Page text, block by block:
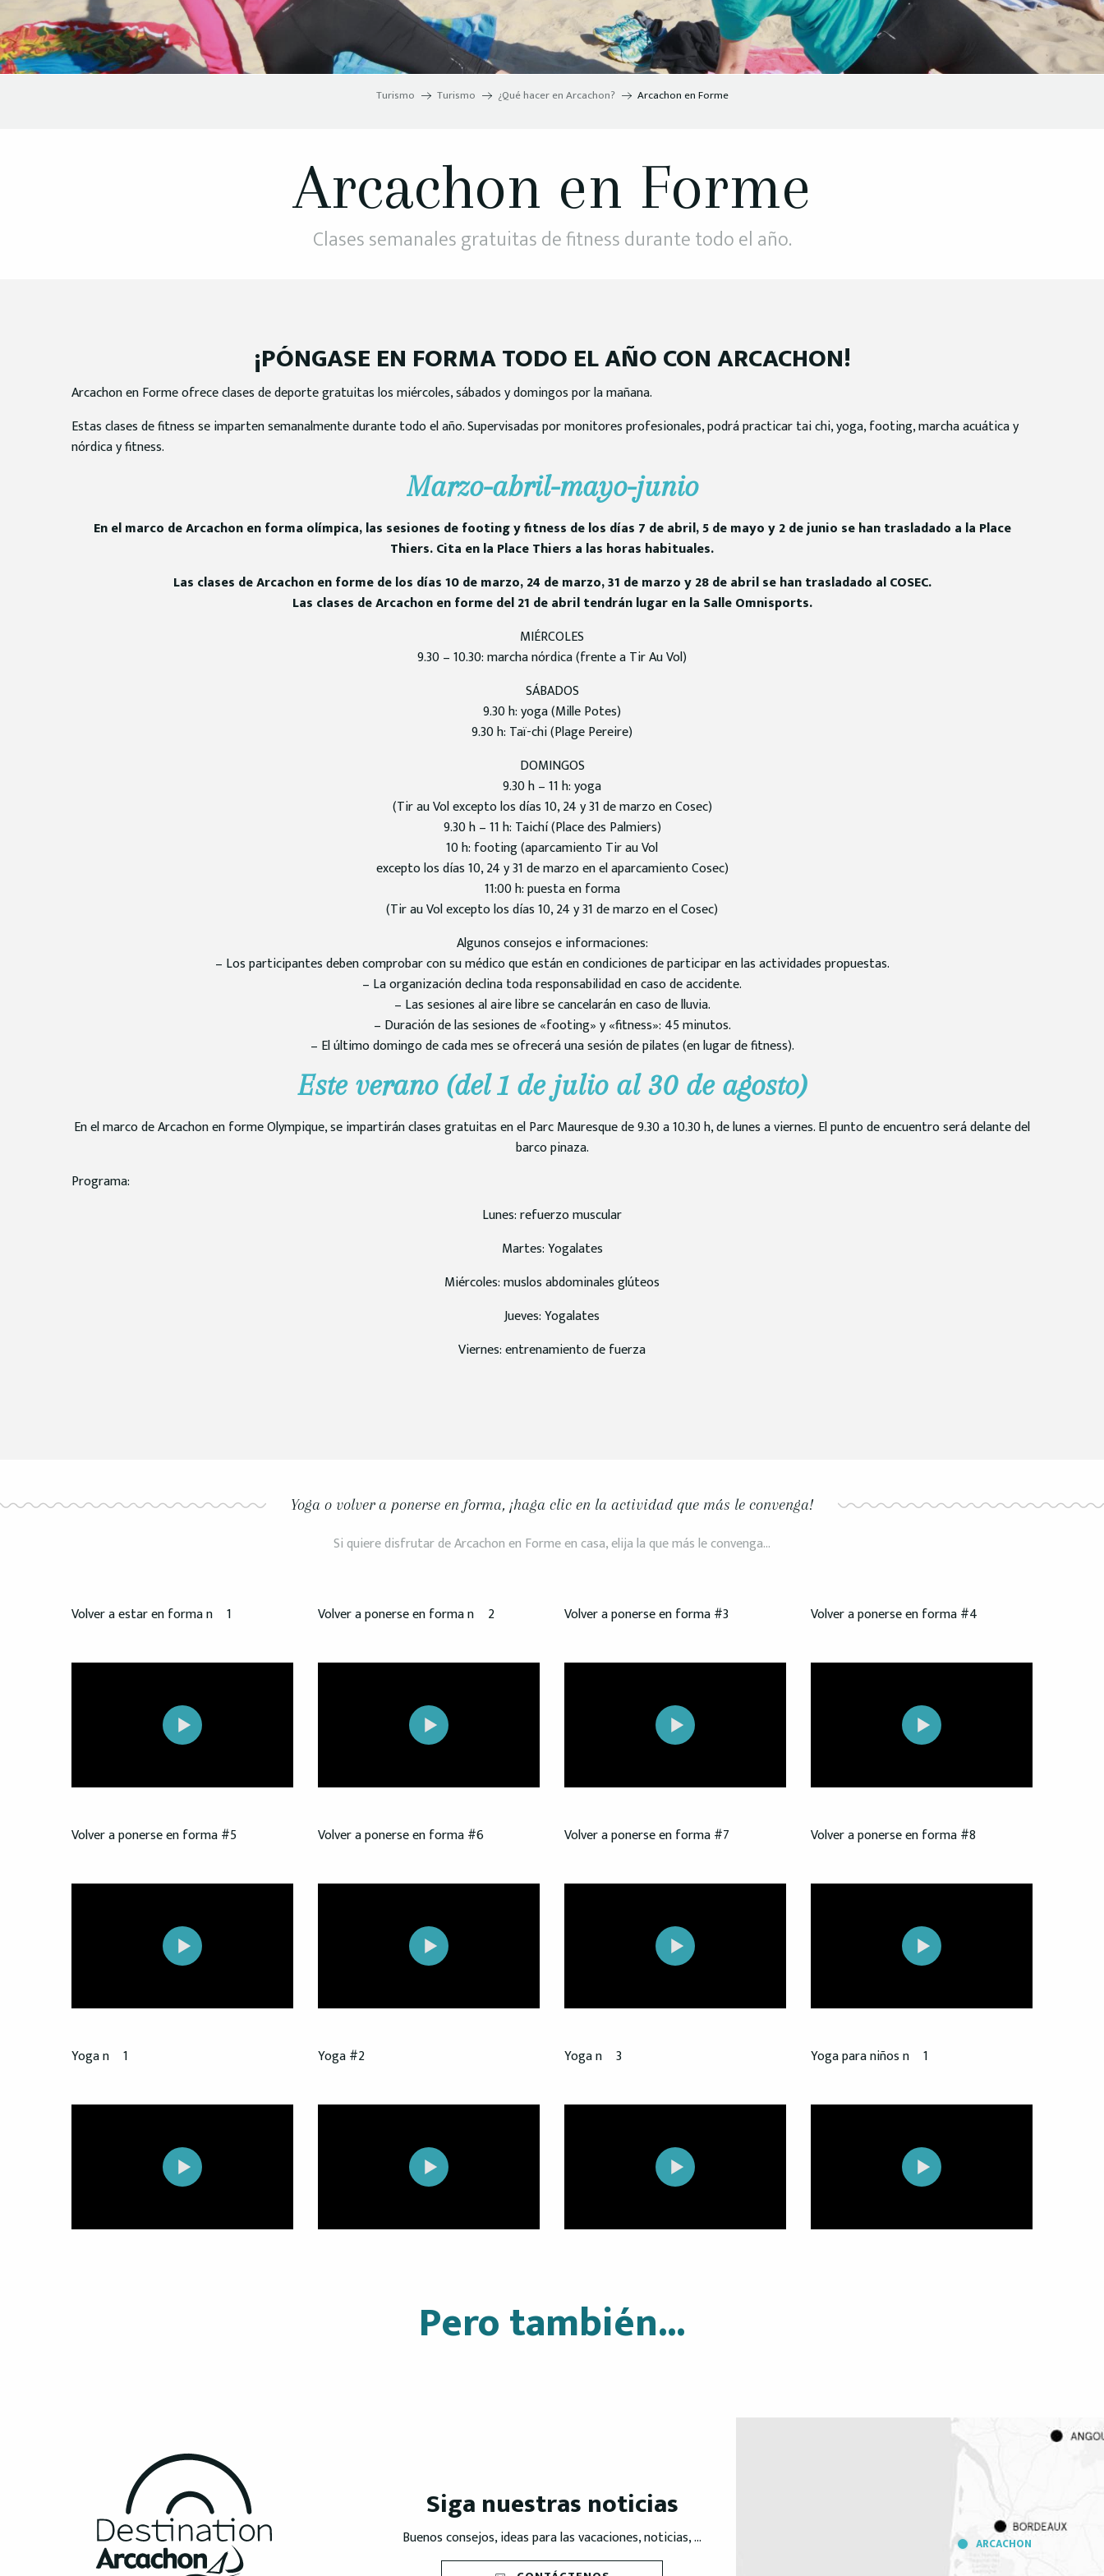
Turismo Turismo ¿Qué hacer en Arcachon? Arcachon en Forme
Arcachon en Forme
Clases semanales gratuitas de fitness durante todo el año.
¡PÓNGASE EN FORMA TODO EL AÑO CON ARCACHON!
Arcachon en Forme ofrece clases de deporte gratuitas los miércoles, sábados y domingos por la mañana.
Estas clases de fitness se imparten semanalmente durante todo el año. Supervisadas por monitores profesionales, podrá practicar tai chi, yoga, footing, marcha acuática y
nórdica y fitness.
Marzo-abril-mayo-junio
En el marco de Arcachon en forma olímpica, las sesiones de footing y fitness de los días 7 de abril, 5 de mayo y 2 de junio se han trasladado a la Place
Thiers. Cita en la Place Thiers a las horas habituales.
Las clases de Arcachon en forme de los días 10 de marzo, 24 de marzo, 31 de marzo y 28 de abril se han trasladado al COSEC.
Las clases de Arcachon en forme del 21 de abril tendrán lugar en la Salle Omnisports.
MIÉRCOLES
9.30 – 10.30: marcha nórdica (frente a Tir Au Vol)
SÁBADOS
9.30 h: yoga (Mille Potes)
9.30 h: Taï-chi (Plage Pereire)
DOMINGOS
9.30 h – 11 h: yoga
(Tir au Vol excepto los días 10, 24 y 31 de marzo en Cosec)
9.30 h – 11 h: Taichí (Place des Palmiers)
10 h: footing (aparcamiento Tir au Vol
excepto los días 10, 24 y 31 de marzo en el aparcamiento Cosec)
11:00 h: puesta en forma
(Tir au Vol excepto los días 10, 24 y 31 de marzo en el Cosec)
Algunos consejos e informaciones:
– Los participantes deben comprobar con su médico que están en condiciones de participar en las actividades propuestas.
– La organización declina toda responsabilidad en caso de accidente.
– Las sesiones al aire libre se cancelarán en caso de lluvia.
– Duración de las sesiones de «footing» y «fitness»: 45 minutos.
– El último domingo de cada mes se ofrecerá una sesión de pilates (en lugar de fitness).
Este verano (del 1 de julio al 30 de agosto)
En el marco de Arcachon en forme Olympique, se impartirán clases gratuitas en el Parc Mauresque de 9.30 a 10.30 h, de lunes a viernes. El punto de encuentro será delante del
barco pinaza.
Programa:
Lunes: refuerzo muscular
Martes: Yogalates
Miércoles: muslos abdominales glúteos
Jueves: Yogalates
Viernes: entrenamiento de fuerza
Yoga o volver a ponerse en forma, ¡haga clic en la actividad que más le convenga!
Si quiere disfrutar de Arcachon en Forme en casa, elija la que más le convenga…
Volver a estar en forma nº 1 Volver a ponerse en forma nº 2 Volver a ponerse en forma #3 Volver a ponerse en forma #4
Volver a ponerse en forma #5 Volver a ponerse en forma #6 Volver a ponerse en forma #7 Volver a ponerse en forma #8
Yoga nº 1 Yoga #2 Yoga nº 3 Yoga para niños nº 1
Pero también...
Siga nuestras noticias
Buenos consejos, ideas para las vacaciones, noticias, ... ARCACHON